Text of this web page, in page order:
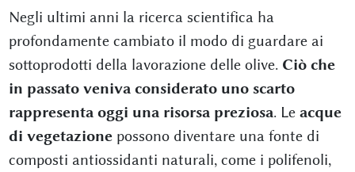
Negli ultimi anni la ricerca scientifica ha
profondamente cambiato il modo di guardare ai
sottoprodotti della lavorazione delle olive. Ciò che
in passato veniva considerato uno scarto
rappresenta oggi una risorsa preziosa. Le acque
di vegetazionepossono diventare una fonte di
composti antiossidanti naturali, come i polifenoli,